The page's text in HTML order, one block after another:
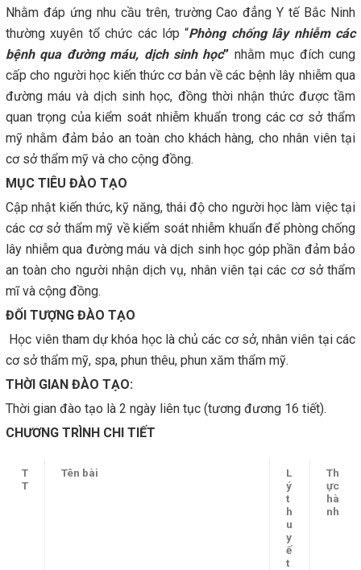
Nhằm đáp ứng nhu cầu trên, trường Cao đẳng Y tế Bắc Ninh
thường xuyên tổ chức các lớp “Phòng chống lây nhiễm các
bệnh qua đường máu, dịch sinh học” nhằm mục đích cung
cấp cho người học kiến thức cơ bản về các bệnh lây nhiễm qua
đường máu và dịch sinh học, đồng thời nhận thức được tầm
quan trọng của kiểm soát nhiễm khuẩn trong các cơ sở thẩm
mỹ nhằm đảm bảo an toàn cho khách hàng, cho nhân viên tại
cơ sở thẩm mỹ và cho cộng đồng.
MỤC TIÊU ĐÀO TẠO
Cập nhật kiến thức, kỹ năng, thái độ cho người học làm việc tại
các cơ sở thẩm mỹ về kiểm soát nhiễm khuẩn để phòng chống
lây nhiễm qua đường máu và dịch sinh học góp phần đảm bảo
an toàn cho người nhận dịch vụ, nhân viên tại các cơ sở thẩm
mĩ và cộng đồng.
ĐỐI TƯỢNG ĐÀO TẠO
Học viên tham dự khóa học là chủ các cơ sở, nhân viên tại các
cơ sở thẩm mỹ, spa, phun thêu, phun xăm thẩm mỹ.
THỜI GIAN ĐÀO TẠO:
Thời gian đào tạo là 2 ngày liên tục (tương đương 16 tiết).
CHƯƠNG TRÌNH CHI TIẾT
T
T
Tên bài
L
ý
t
h
u
y
ế
t
Th
ực
hà
nh